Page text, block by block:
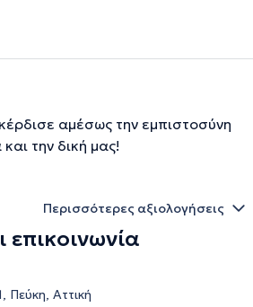
αμέσως την εμπιστοσύνη
την δική μας!
Περισσότερες αξιολογήσεις
Πεύκη, Αττική